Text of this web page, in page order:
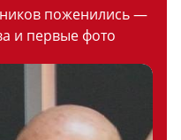
поженились —
и первые фото